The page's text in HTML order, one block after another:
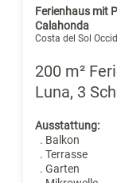
Ferienhaus mit
Calahonda
Costa del Sol
200 m²
Luna, 3
Ausstattung:
. Balkon
. Terrasse
. Garten